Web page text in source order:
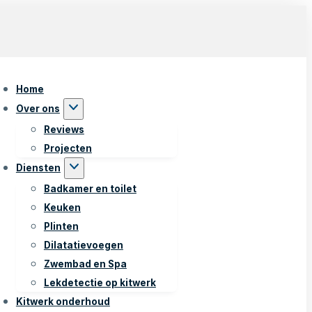
Home
Over ons
Reviews
Projecten
Diensten
Badkamer en toilet
Keuken
Plinten
Dilatatievoegen
Zwembad en Spa
Lekdetectie op kitwerk
Kitwerk onderhoud